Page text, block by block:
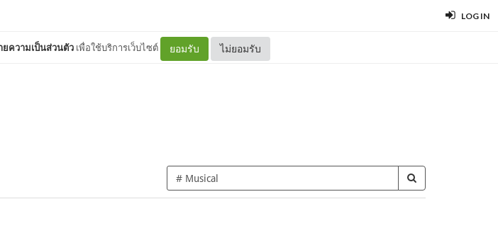
LOG IN
ยความเป็นส่วนตัว เพื่อใช้บริการเว็บไซต์ ยอมรับ ไม่ยอมรับ